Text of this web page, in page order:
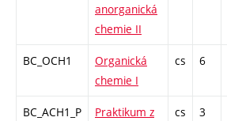
anorganická
chemie II
BC_OCH1
Organická
chemie I
cs 6
BC_ACH1_P
Praktikum z
cs 3